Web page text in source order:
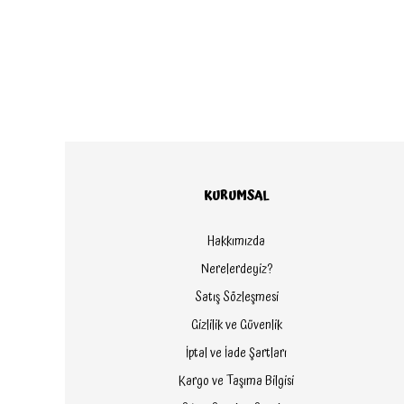
KURUMSAL
Hakkımızda
Nerelerdeyiz?
Satış Sözleşmesi
Gizlilik ve Güvenlik
İptal ve İade Şartları
Kargo ve Taşıma Bilgisi